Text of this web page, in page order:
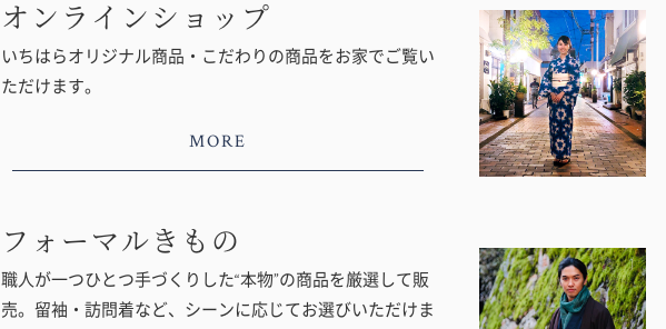
オンラインショップ
いちはらオリジナル商品・こだわりの商品をお家でご覧い
ただけます。
MORE
フォーマルきもの
職人が一つひとつ手づくりした“本物”の商品を厳選して販
売。留袖・訪問着など、シーンに応じてお選びいただけま